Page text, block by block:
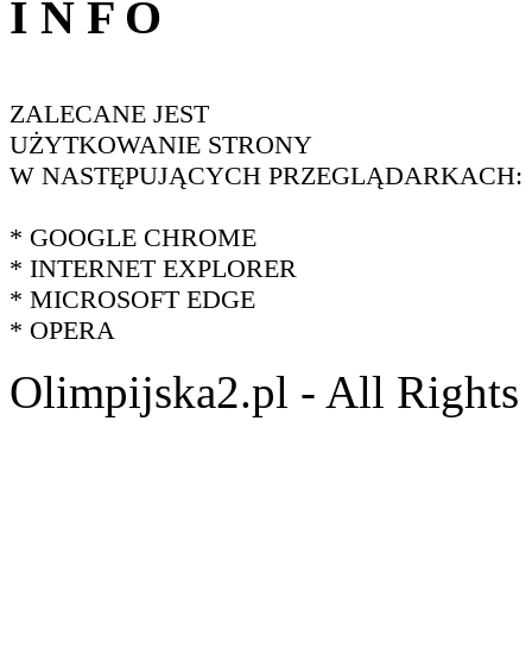
I N F O
ZALECANE JEST
UŻYTKOWANIE STRONY
W NASTĘPUJĄCYCH PRZEGLĄDARKACH:
* GOOGLE CHROME
* INTERNET EXPLORER
* MICROSOFT EDGE
* OPERA
Olimpijska2.pl - All Rights